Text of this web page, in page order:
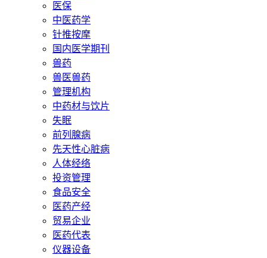
医保
中医药学
针推按摩
国内医学期刊
兽药
兽医兽药
管理机构
中药材与饮片
失眠
前列腺病
先天性心脏病
人体经络
投资管理
食品安全
医药产经
贸易企业
医药代表
仪器设备